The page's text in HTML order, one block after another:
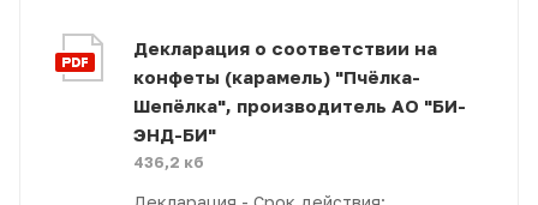
Декларация о соответствии на
конфеты (карамель) "Пчёлка-
Шепёлка", производитель АО "БИ-
ЭНД-БИ"
436,2 кб